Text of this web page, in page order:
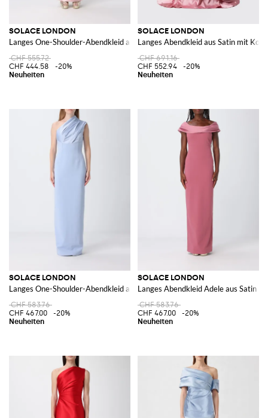
SOLACE LONDON
Langes One-Shoulder-Abendkleid aus Satin von mit Rückenschlitz
CHF 555.72
CHF 444.58
-20%
SOLACE LONDON
Langes Abendkleid aus Satin mit
CHF 691.16
CHF 552.94
-20%
SOLACE LONDON
Langes One-Shoulder-Abendkleid aus Satin von mit Rückenschlitz
CHF 583.76
CHF 467.00
-20%
SOLACE LONDON
Langes Abendkleid Adele aus Satin
CHF 583.76
CHF 467.00
-20%